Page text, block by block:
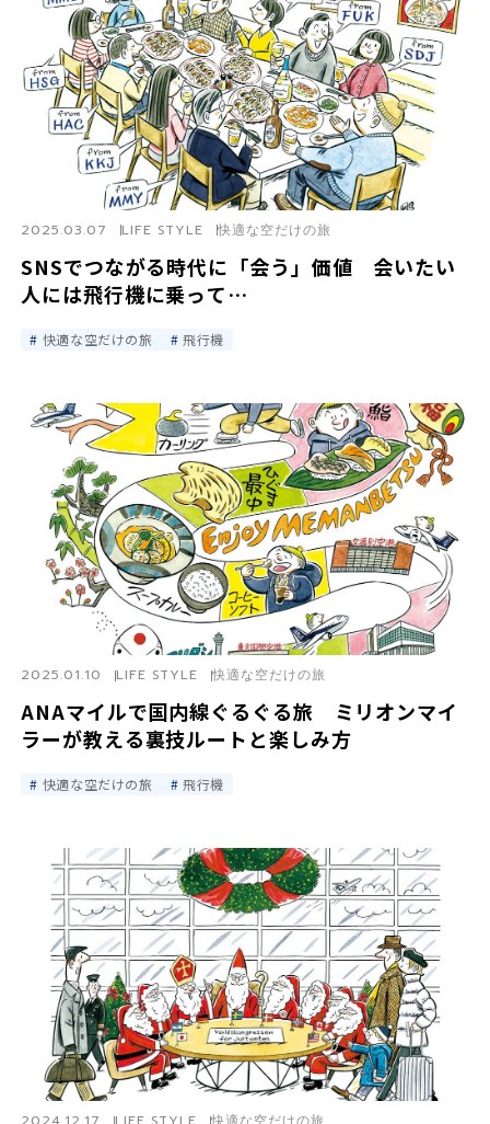
SNSでつながる時代に「会う」価値 会いたい
人には飛行機に乗って…
2025.03.07 LIFE STYLE 快適な空だけの旅
快適な空だけの旅 飛行機
ANAマイルで国内線ぐるぐる旅 ミリオンマイ
ラーが教える裏技ルートと楽しみ方
2025.01.10 LIFE STYLE 快適な空だけの旅
快適な空だけの旅 飛行機